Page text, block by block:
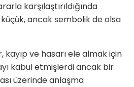
karşılaştırıldığında
ancak sembolik de olsa
kayıp ve hasarı ele almak için
kabul etmişlerdi ancak bir
üzerinde anlaşma